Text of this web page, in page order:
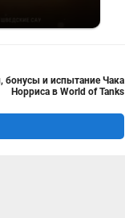
бонусы и испытание Чака
Норриса в World of Tanks